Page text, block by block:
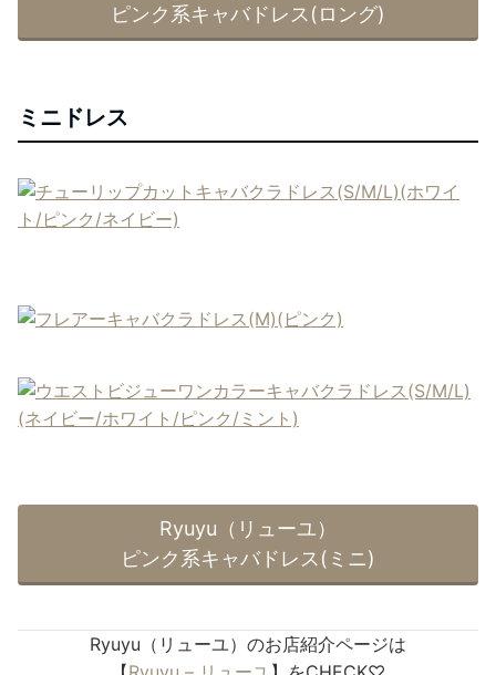
ピンク系キャバドレス(ロング)
ミニドレス
Ryuyu（リューユ）
ピンク系キャバドレス(ミニ)
Ryuyu（リューユ）のお店紹介ページは